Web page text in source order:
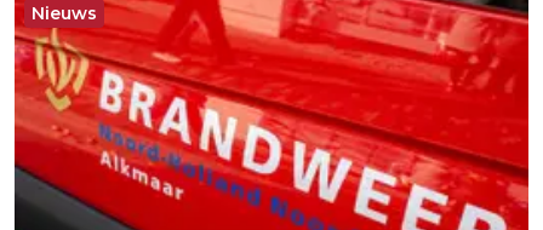
Nieuws